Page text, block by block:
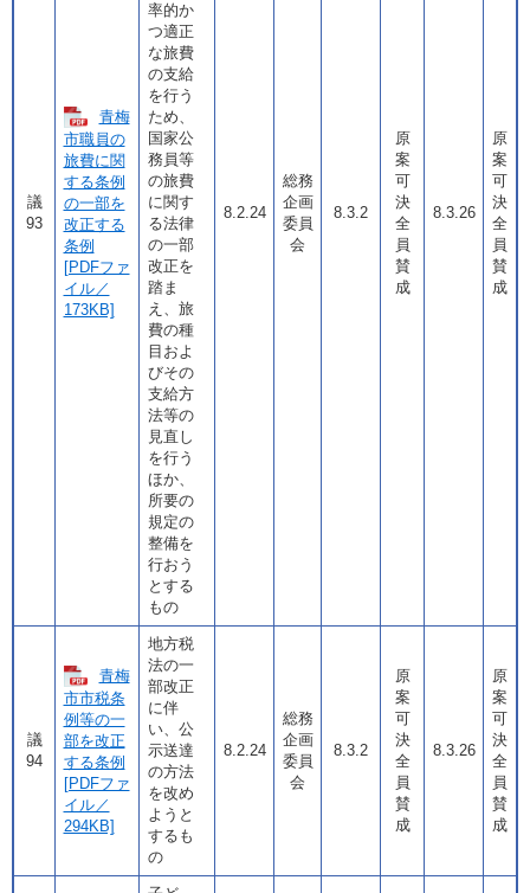
議
93
青梅
市職員の
旅費に関
する条例
の一部を
改正する
条例
[PDFファ
イル／
173KB]
率的か
つ適正
な旅費
の支給
を行う
ため、
国家公
務員等
の旅費
に関す
る法律
の一部
改正を
踏ま
え、旅
費の種
目およ
びその
支給方
法等の
見直し
を行う
ほか、
所要の
規定の
整備を
行おう
とする
もの
8.2.24
総務
企画
委員
会
8.3.2
原
案
可
決
全
員
賛
成
8.3.26
原
案
可
決
全
員
賛
成
議
94
青梅
市市税条
例等の一
部を改正
する条例
[PDFファ
イル／
294KB]
地方税
法の一
部改正
に伴
い、公
示送達
の方法
を改め
ようと
するも
の
8.2.24
総務
企画
委員
会
8.3.2
原
案
可
決
全
員
賛
成
8.3.26
原
案
可
決
全
員
賛
成